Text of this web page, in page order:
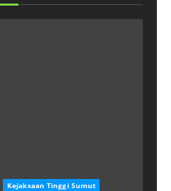
Kejaksaan Tinggi Sumut